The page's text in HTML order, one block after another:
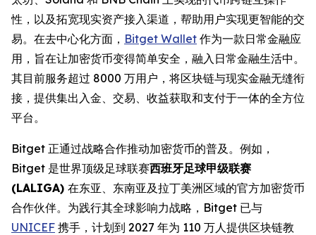
性，以及拓宽现实资产接入渠道，帮助用户实现更智能的交
易。在去中心化方面， Bitget Wallet 作为一款日常金融应
用，旨在让加密货币变得简单安全，融入日常金融生活中。
其目前服务超过 8000 万用户，将区块链与现实金融无缝衔
接，提供集出入金、交易、收益获取和支付于一体的全方位
平台。
Bitget 正通过战略合作推动加密货币的普及。例如，
Bitget 是世界顶级足球联赛西班牙足球甲级联赛
(LALIGA) 在东亚、东南亚及拉丁美洲区域的官方加密货币
合作伙伴。为践行其全球影响力战略，Bitget 已与
UNICEF 携手，计划到 2027 年为 110 万人提供区块链教